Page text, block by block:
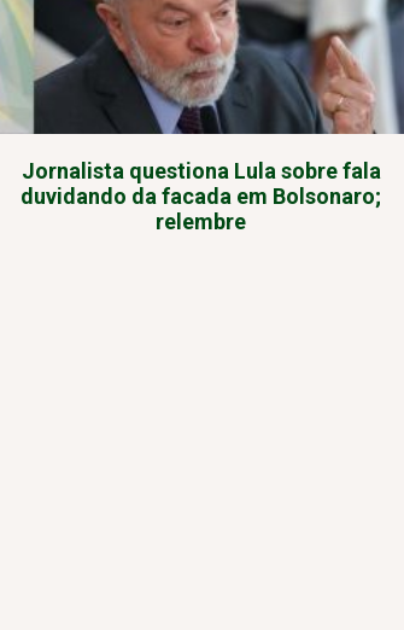
Jornalista questiona Lula sobre fala
duvidando da facada em Bolsonaro;
relembre